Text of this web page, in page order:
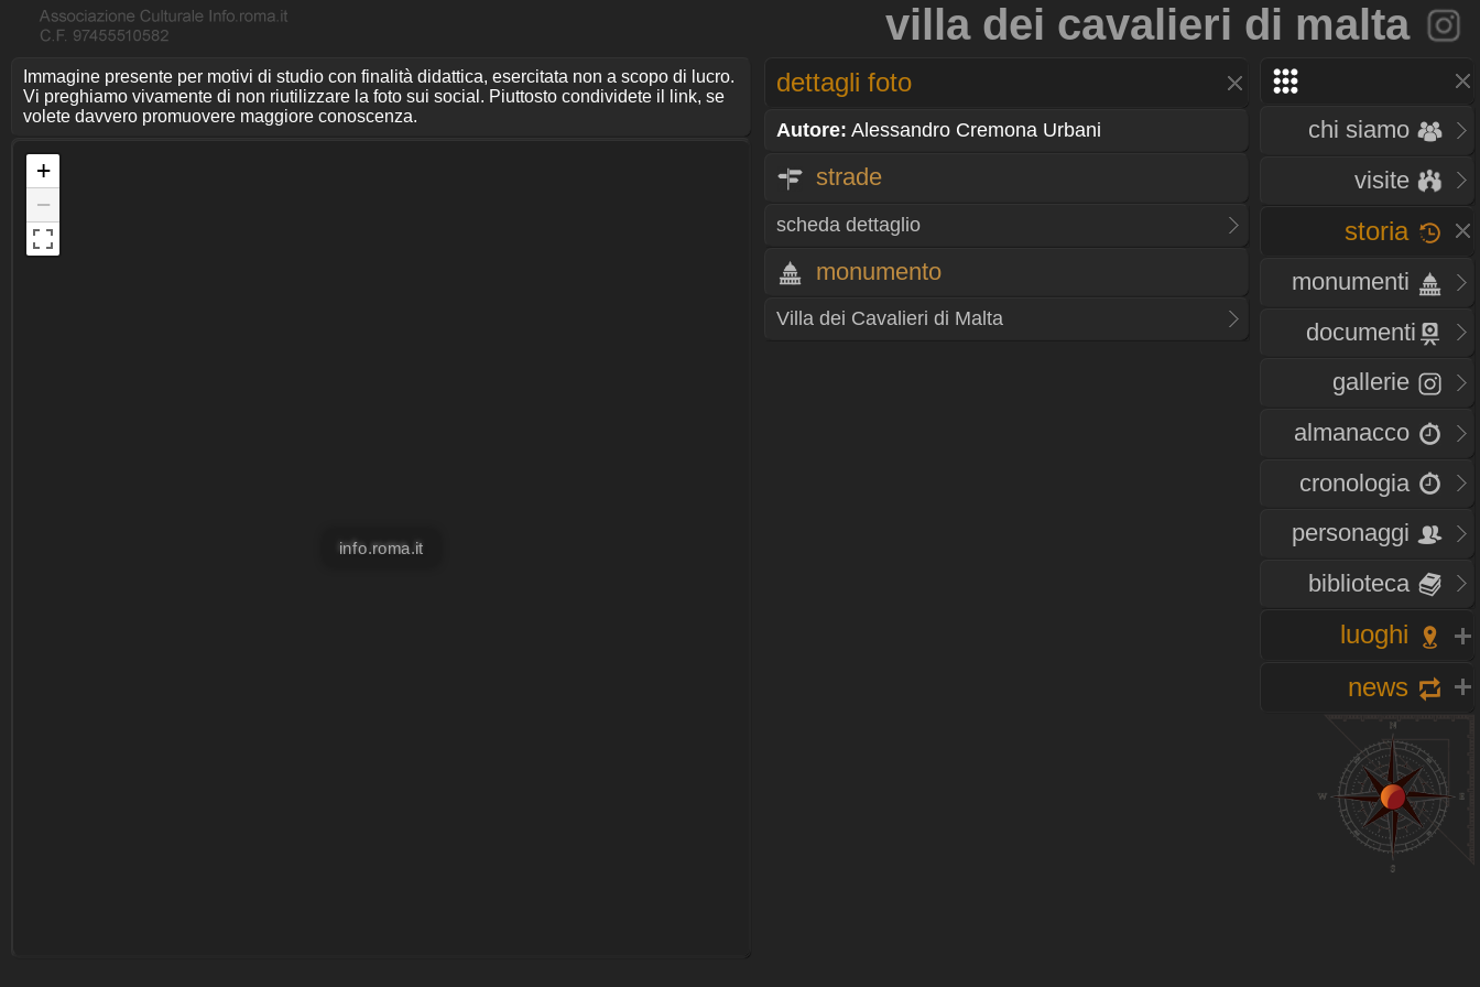
villa dei cavalieri di malta
chi siamo
visite
storia
monumenti
documenti
gallerie
almanacco
cronologia
personaggi
biblioteca
luoghi
news
Immagine presente per motivi di studio con finalità didattica, esercitata non a scopo di lucro.
Vi preghiamo vivamente di non riutilizzare la foto sui social. Piuttosto condividete il link, se
volete davvero promuovere maggiore conoscenza.
+
−
info.roma.it
dettagli foto
Autore: Alessandro Cremona Urbani
strade
scheda dettaglio
monumento
Villa dei Cavalieri di Malta